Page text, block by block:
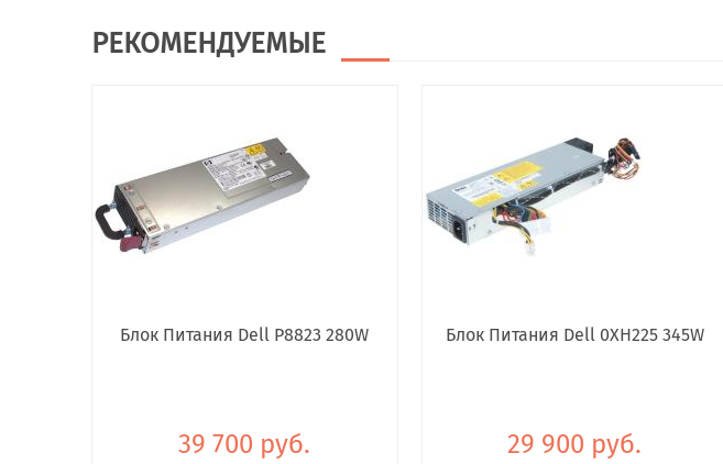
РЕКОМЕНДУЕМЫЕ
Блок Питания Dell P8823 280W
39 700 руб.
Блок Питания Dell 0XH225 345W
29 900 руб.